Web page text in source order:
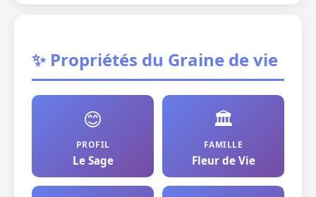
✨ Propriétés du Graine de vie
😊
PROFIL
Le Sage
🏛️
FAMILLE
Fleur de Vie